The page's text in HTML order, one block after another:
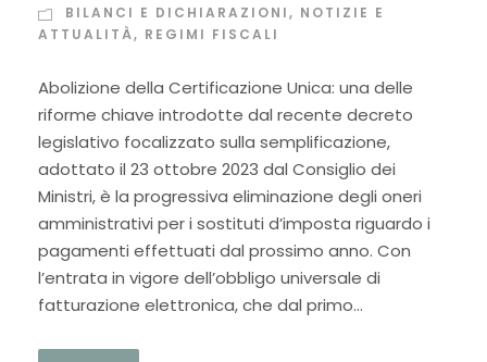
BILANCI E DICHIARAZIONI, NOTIZIE E
ATTUALITÀ, REGIMI FISCALI
Abolizione della Certificazione Unica: una delle
riforme chiave introdotte dal recente decreto
legislativo focalizzato sulla semplificazione,
adottato il 23 ottobre 2023 dal Consiglio dei
Ministri, è la progressiva eliminazione degli oneri
amministrativi per i sostituti d’imposta riguardo i
pagamenti effettuati dal prossimo anno. Con
l’entrata in vigore dell’obbligo universale di
fatturazione elettronica, che dal primo...